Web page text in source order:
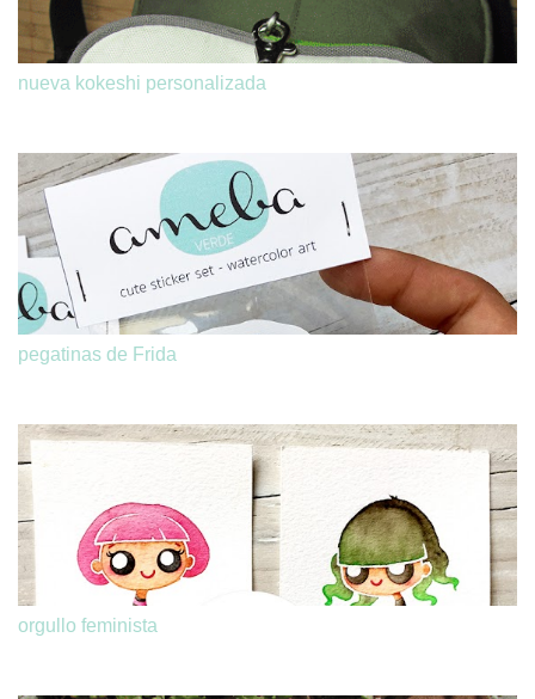
nueva kokeshi personalizada
pegatinas de Frida
orgullo feminista